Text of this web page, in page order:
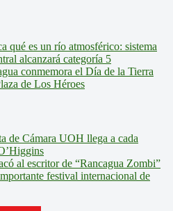
qué es un río atmosférico: sistema
alcanzará categoría 5
conmemora el Día de la Tierra
de Los Héroes
de Cámara UOH llega a cada
al escritor de “Rancagua Zombi”
festival internacional de